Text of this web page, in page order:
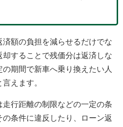
額の負担を減らせるだけでな
却することで残価分は返済しな
期間で新車へ乗り換えたい人
えます。
行距離の制限などの一定の条
条件に違反したり、ローン返